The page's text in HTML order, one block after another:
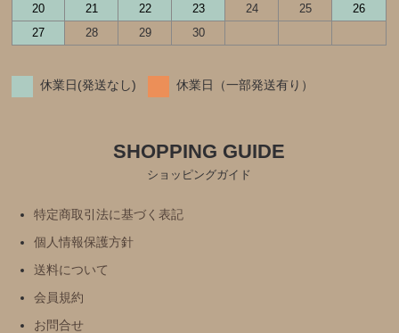
20
21 22 23 24 25
26
27
28 29 30
休業日(発送なし) 休業日（一部発送有り）
SHOPPING GUIDE
ショッピングガイド
特定商取引法に基づく表記
個人情報保護方針
送料について
会員規約
お問合せ